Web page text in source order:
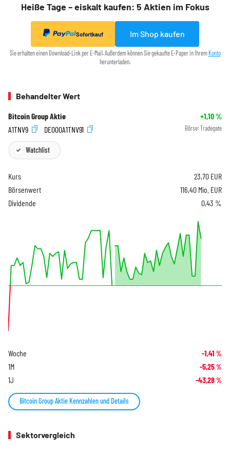
Heiße Tage – eiskalt kaufen: 5 Aktien im Fokus
Sofortkauf Im Shop kaufen
Sie erhalten einen Download-Link per E-Mail. Außerdem können Sie gekaufte E-Paper in Ihrem Konto
herunterladen.
Behandelter Wert
Bitcoin Group Aktie +1,10%
A1TNV9
DE000A1TNV91 Börse: Tradegate
Watchlist
Kurs 23,70 EUR
Börsenwert
116,40 Mio. EUR
Dividende
0,43 %
Woche -1,41 %
1M -5,25%
1J -43,28%
Bitcoin Group Aktie Kennzahlen und Details
Sektorvergleich